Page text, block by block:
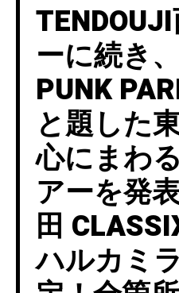
ーに続き
PUNK
と題した
心にまわ
アーを発
田
ハルカミ